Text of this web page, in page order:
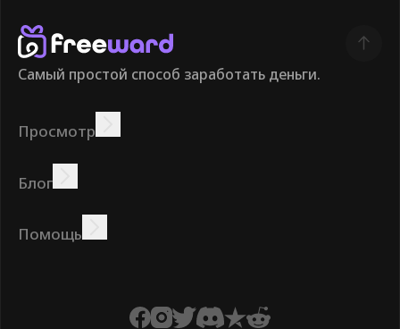
Самый простой способ заработать деньги.
Просмотр
Зарабатывать
Блог
Зарабатывайте онлайн
Помощь